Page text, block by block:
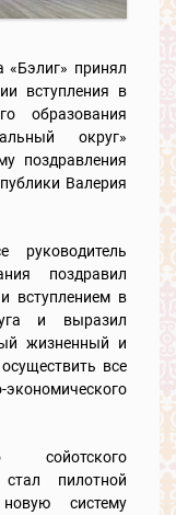
«Бэлиг» принял
вступления в
образования
округ»
поздравления
Валерия
руководитель
поздравил
вступлением в
и выразил
жизненный и
все
сойотского
пилотной
систему